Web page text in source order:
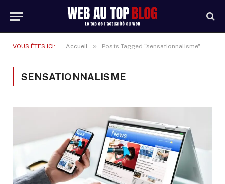
VOUS ÊTES ICI: Accueil » Posts Tagged "sensationnalisme"
SENSATIONNALISME